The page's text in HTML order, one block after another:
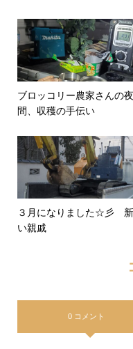
ブロッコリー農家さんの夜
間、収穫の手伝い
３月になりました☆彡
い親戚
0 コメント